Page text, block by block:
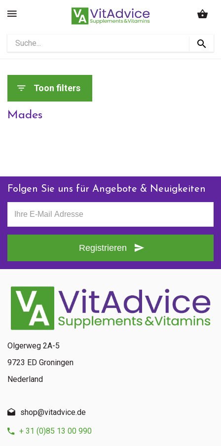
Toon filters
Mades
Folgen Sie uns für Angebote & Neuigkeiten
Registrieren
Olgerweg 2A-5
9723 ED Groningen
Nederland
shop@vitadvice.de
+ 31 (0)85 13 00 990